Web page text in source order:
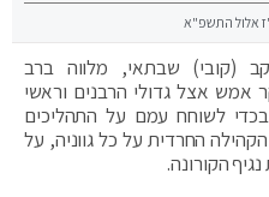
אלול התשפ"א
(קובי) שבתאי, מלווה ברב
אמש אצל גדולי הרבנים וראשי
בכדי לשוחח עמם על התהליכים
החרדית על כל גווניה, על
הקורונה.